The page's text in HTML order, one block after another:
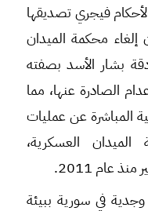
فيجري تصديقها
إلغاء محكمة الميدان
بشار الأسد بصفته
الصادرة عنها، مما
المباشرة عن عمليات
الميدان العسكرية،
عام 2011.
في سورية ببيئة